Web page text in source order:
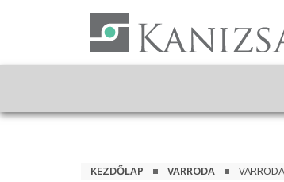
KEZDŐLAP VARRODA